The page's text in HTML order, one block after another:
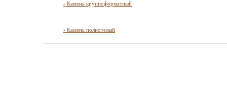
- Камень крупноформатный
- Камень полнотелый